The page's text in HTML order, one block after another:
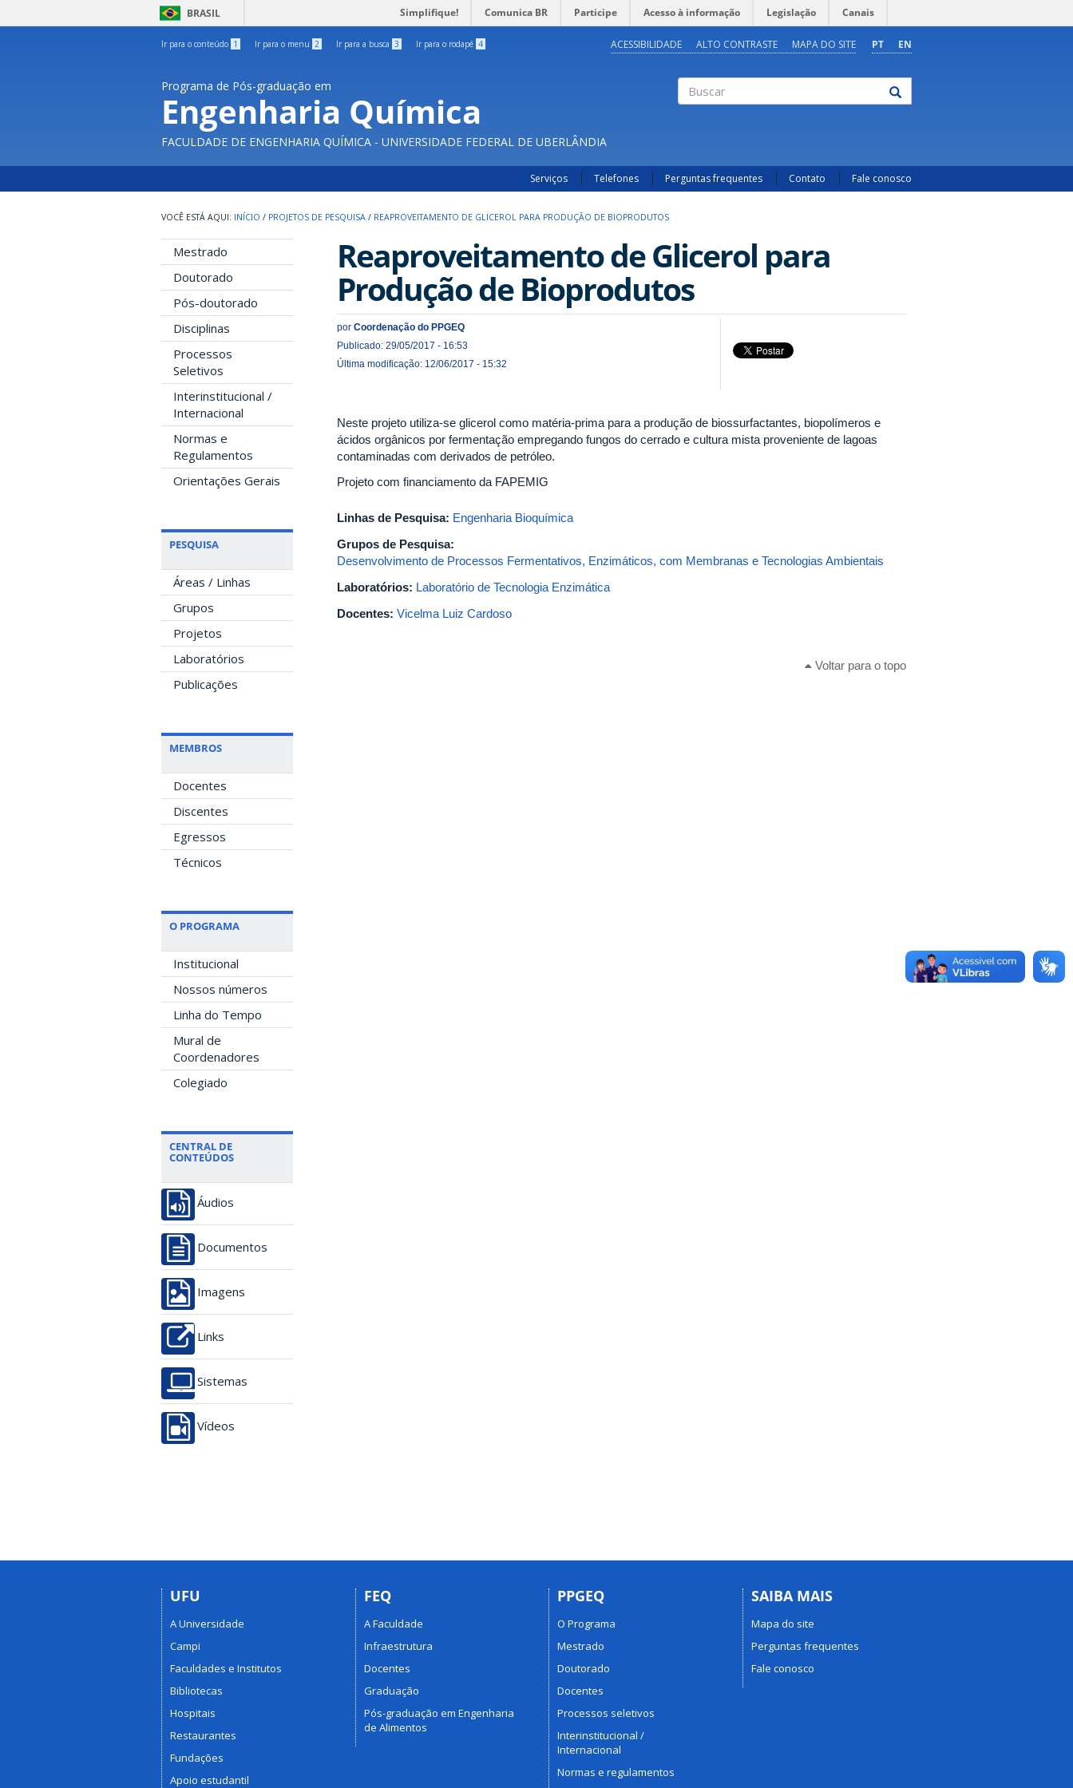
BRASIL Simplifique! Comunica BR Participe Acesso à informação Legislação Canais
Ir para o conteúdo 1 Ir para o menu 2 Ir para a busca 3 Ir para o rodapé 4 PT EN
ACESSIBILIDADE ALTO CONTRASTE MAPA DO SITE
Programa de Pós-graduação em
Engenharia Química
FACULDADE DE ENGENHARIA QUÍMICA - UNIVERSIDADE FEDERAL DE UBERLÂNDIA
Serviços Telefones Perguntas frequentes Contato Fale conosco
INÍCIO / PROJETOS DE PESQUISA / REAPROVEITAMENTO DE GLICEROL PARA PRODUÇÃO DE BIOPRODUTOS
Mestrado
Doutorado
Pós-doutorado
Disciplinas
Processos
Seletivos
Interinstitucional /
Internacional
Normas e
Regulamentos
Orientações Gerais
PESQUISA
Áreas / Linhas
Grupos
Projetos
Laboratórios
Publicações
MEMBROS
Docentes
Discentes
Egressos
Técnicos
O PROGRAMA
Institucional
Nossos números
Linha do Tempo
Mural de
Coordenadores
Colegiado
CENTRAL DE
CONTEÚDOS
Áudios
Documentos
Imagens
Links
Sistemas
Vídeos
Reaproveitamento de Glicerol para
Produção de Bioprodutos
por Coordenação do PPGEQ
Publicado: 29/05/2017 - 16:53
Última modificação: 12/06/2017 - 15:32
Neste projeto utiliza-se glicerol como matéria-prima para a produção de biossurfactantes, biopolímeros e
ácidos orgânicos por fermentação empregando fungos do cerrado e cultura mista proveniente de lagoas
contaminadas com derivados de petróleo.
Projeto com financiamento da FAPEMIG
Linhas de Pesquisa: Engenharia Bioquímica
Grupos de Pesquisa:
Desenvolvimento de Processos Fermentativos, Enzimáticos, com Membranas e Tecnologias Ambientais
Laboratórios: Laboratório de Tecnologia Enzimática
Docentes: Vicelma Luiz Cardoso
Voltar para o topo
UFU
A Universidade
Campi
Faculdades e Institutos
Bibliotecas
Hospitais
Restaurantes
Fundações
Apoio estudantil
FEQ
A Faculdade
Infraestrutura
Docentes
Graduação
Pós-graduação em Engenharia
de Alimentos
PPGEQ
O Programa
Mestrado
Doutorado
Docentes
Processos seletivos
Interinstitucional /
Internacional
Normas e regulamentos
SAIBA MAIS
Mapa do site
Perguntas frequentes
Fale conosco